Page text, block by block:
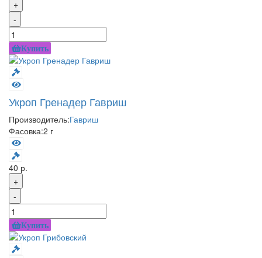
+
-
Купить
Укроп Гренадер Гавриш
Производитель:Гавриш
Фасовка:2 г
40 р.
+
-
Купить